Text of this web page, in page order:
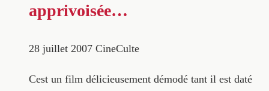
apprivoisée…
28 juillet 2007 CineCulte
Cest un film délicieusement démodé tant il est daté